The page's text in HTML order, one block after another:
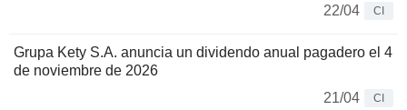
22/04
CI
Grupa Kety S.A. anuncia un dividendo anual pagadero el 4
de noviembre de 2026
21/04
CI